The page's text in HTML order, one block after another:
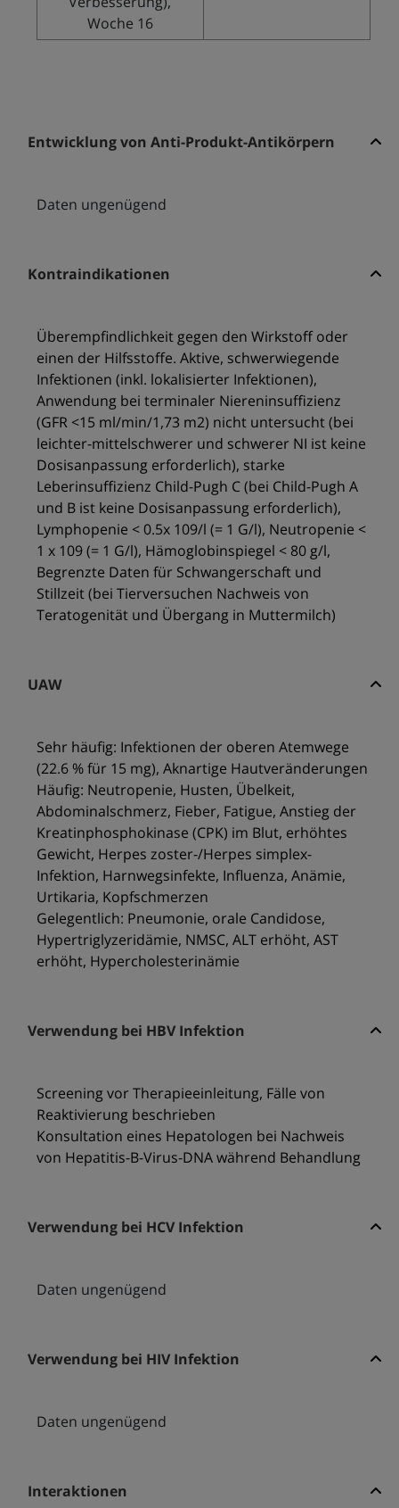
Woche 16
Entwicklung von Anti-Produkt-Antikörpern
Daten ungenügend
Kontraindikationen
Überempfindlichkeit gegen den Wirkstoff oder
einen der Hilfsstoffe. Aktive, schwerwiegende
Infektionen (inkl. lokalisierter Infektionen),
Anwendung bei terminaler Niereninsuffizienz
(GFR <15 ml/min/1,73 m2) nicht untersucht (bei
leichter-mittelschwerer und schwerer NI ist keine
Dosisanpassung erforderlich), starke
Leberinsuffizienz Child-Pugh C (bei Child-Pugh A
und B ist keine Dosisanpassung erforderlich),
Lymphopenie < 0.5x 109/l (= 1 G/l), Neutropenie <
1 x 109 (= 1 G/l), Hämoglobinspiegel < 80 g/l,
Begrenzte Daten für Schwangerschaft und
Stillzeit (bei Tierversuchen Nachweis von
Teratogenität und Übergang in Muttermilch)
UAW
Sehr häufig: Infektionen der oberen Atemwege
(22.6 % für 15 mg), Aknartige Hautveränderungen
Häufig: Neutropenie, Husten, Übelkeit,
Abdominalschmerz, Fieber, Fatigue, Anstieg der
Kreatinphosphokinase (CPK) im Blut, erhöhtes
Gewicht, Herpes zoster-/Herpes simplex-
Infektion, Harnwegsinfekte, Influenza, Anämie,
Urtikaria, Kopfschmerzen
Gelegentlich: Pneumonie, orale Candidose,
Hypertriglyzeridämie, NMSC, ALT erhöht, AST
erhöht, Hypercholesterinämie
Verwendung bei HBV Infektion
Screening vor Therapieeinleitung, Fälle von
Reaktivierung beschrieben
Konsultation eines Hepatologen bei Nachweis
von Hepatitis-B-Virus-DNA während Behandlung
Verwendung bei HCV Infektion
Daten ungenügend
Verwendung bei HIV Infektion
Daten ungenügend
Interaktionen